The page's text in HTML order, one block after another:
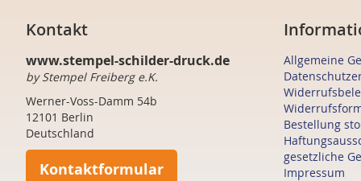
Kontakt
www.stempel-schilder-druck.de
by Stempel Freiberg e.K.
Werner-Voss-Damm 54b
12101 Berlin
Deutschland
Kontaktformular
Allgemeine
Bestellung
gesetzliche
Impressum